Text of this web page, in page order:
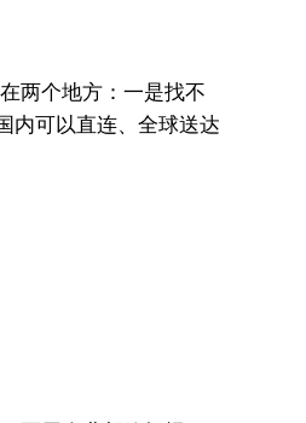
两个地方：一是找不
内可以直连、全球送达